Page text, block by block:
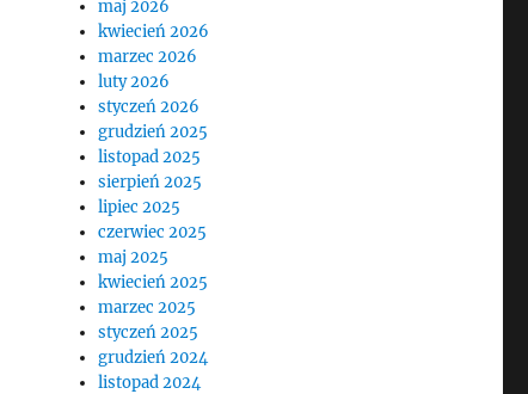
maj 2026
kwiecień 2026
marzec 2026
luty 2026
styczeń 2026
grudzień 2025
listopad 2025
sierpień 2025
lipiec 2025
czerwiec 2025
maj 2025
kwiecień 2025
marzec 2025
styczeń 2025
grudzień 2024
listopad 2024